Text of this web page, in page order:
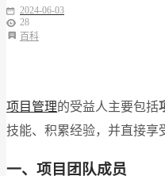
2024-06-03
28
百科
项目管理的受益人主要包括
技能、积累经验，并直接享
一、项目团队成员